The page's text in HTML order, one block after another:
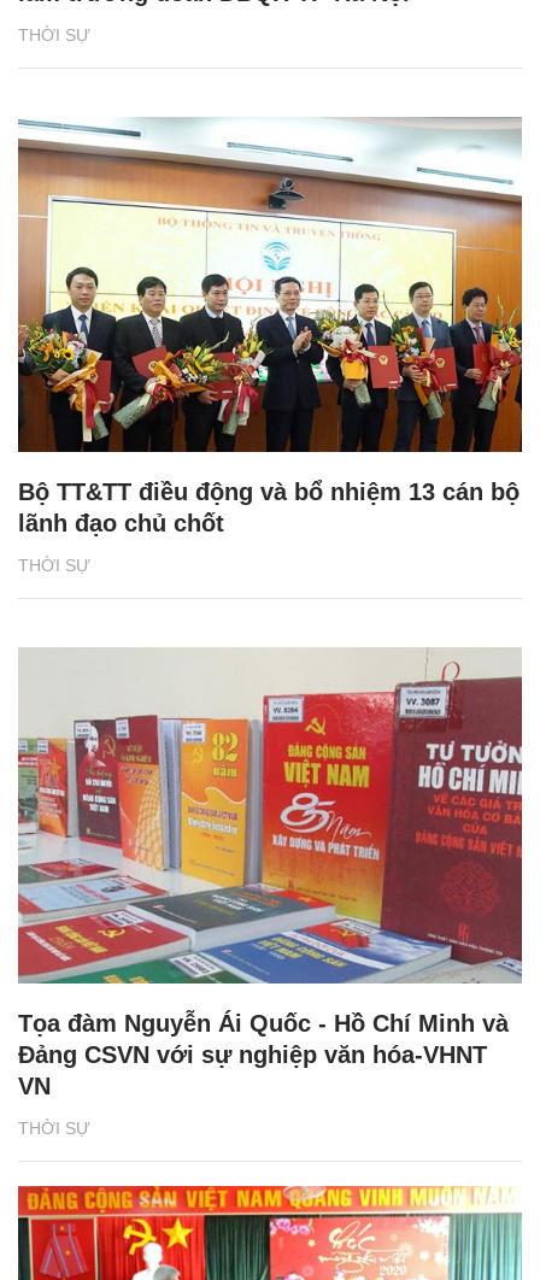
THỜI SỰ
THỜI SỰ
Bộ TT&TT điều động và bổ nhiệm 13 cán bộ
lãnh đạo chủ chốt
THỜI SỰ
Tọa đàm Nguyễn Ái Quốc - Hồ Chí Minh và
Đảng CSVN với sự nghiệp văn hóa-VHNT
VN